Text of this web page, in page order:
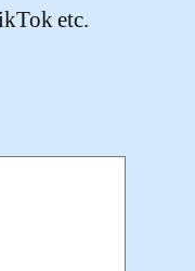
etc.